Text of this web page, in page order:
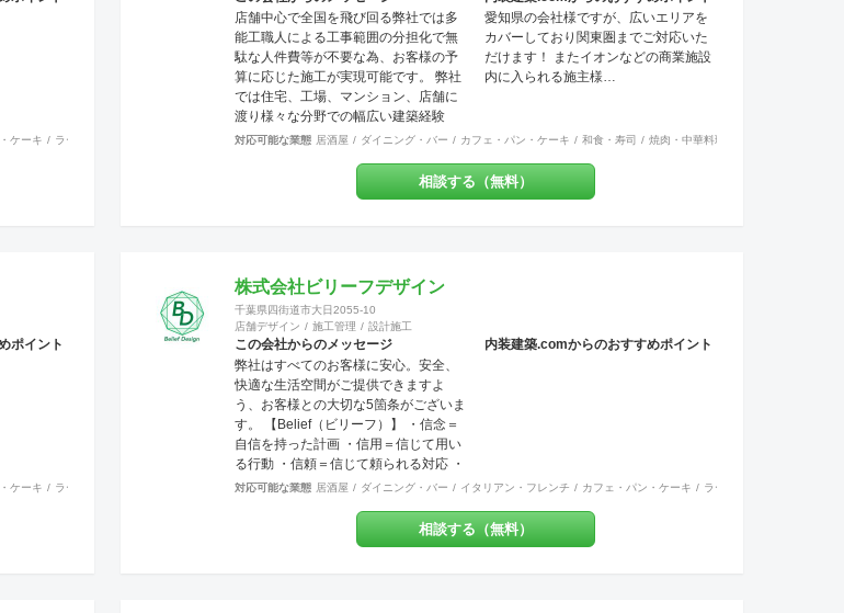
ケーキ ラーメン・そば・うどん 和食・寿司 焼肉・中華料理・韓国料理 その他 アパレル インテリア・雑貨 食飯店 趣味・文化 生活・日用品
店舗中心で全国を飛び回る弊社では多
能工職人による工事範囲の分担化で無
駄な人件費等が不要な為、お客様の予
算に応じた施工が実現可能です。 弊社
では住宅、工場、マンション、店舗に
渡り様々な分野での幅広い建築経験
や、提案力があります。 これまでには
競争の中で勝ち抜いて来ました。 お問
愛知県の会社様ですが、広いエリアを
カバーしており関東圏までご対応いた
だけます！ またイオンなどの商業施設
内に入られる施主様…
対応可能な業態 居酒屋 ダイニング・バー カフェ・パン・ケーキ 和食・寿司 焼肉・中華料理・韓国料理
相談する（無料）
ポイント
ケーキ ラーメン・そば・うどん 和食・寿司 焼肉・中華料理・韓国料理 その他 オフィス イベントブース・ショールーム エントランス
株式会社ビリーフデザイン
千葉県四街道市大日2055-10
店舗デザイン
施工管理 設計施工
この会社からのメッセージ
弊社はすべてのお客様に安心。安全、
快適な生活空間がご提供できますよ
う、お客様との大切な5箇条がございま
す。 【Belief（ビリーフ）】 ・信念＝
自信を持った計画 ・信用＝信じて用い
る行動 ・信頼＝信じて頼られる対応 ・
信条＝固く信じて守る約束 ・確信＝固
ン）】 設計、図案、意匠、美的造形を
考慮した創意工夫の計画、作成 またデ
内装建築.comからのおすすめポイント
対応可能な業態 居酒屋 ダイニング・バー イタリアン・フレンチ カフェ・パン・ケーキ ラーメン・そば・うどん
相談する（無料）